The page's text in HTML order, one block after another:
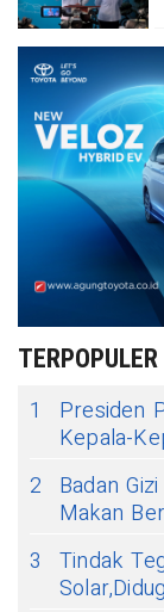
TERPOPULER
1
Presiden
Kepala-
2
Badan
Makan
3
Tindak